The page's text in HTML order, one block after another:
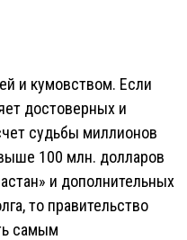
и кумовством. Если
достоверных и
судьбы миллионов
100 млн. долларов
и дополнительных
то правительство
самым